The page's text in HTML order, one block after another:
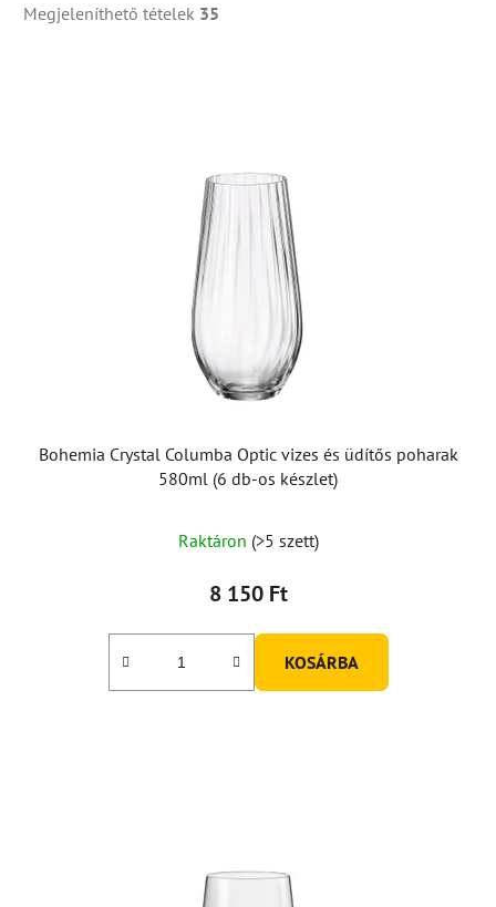
Megjeleníthető tételek 35
Bohemia Crystal Columba Optic vizes és üdítős poharak
580ml (6 db-os készlet)
Raktáron (>5 szett)
8 150 Ft
KOSÁRBA